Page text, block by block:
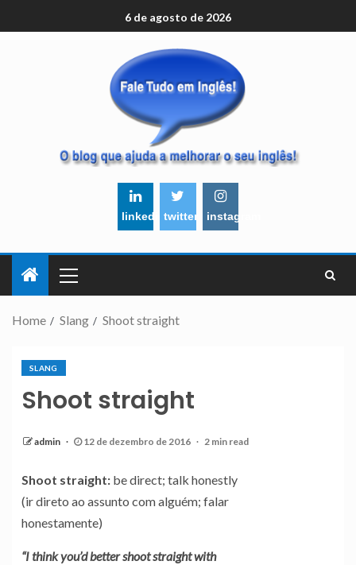
6 de agosto de 2026
linkedintwitter instagram
Home Slang Shoot straight
SLANG
Shoot straight
admin 12 de dezembro de 2016 2 min read
Shoot straight: be direct; talk honestly
(ir direto ao assunto com alguém; falar
honestamente)
“I think you’d better shoot straight with